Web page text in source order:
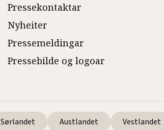
Pressekontaktar
Nyheiter
Pressemeldingar
Pressebilde og logoar
Sørlandet Austlandet Vestlandet